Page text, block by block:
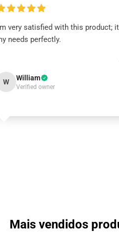
very satisfied with this product;
needs perfectly.
W William
Verified owner
Mais vendidos